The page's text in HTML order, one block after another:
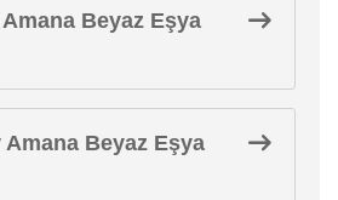
Beyaz Eşya
Beyaz Eşya